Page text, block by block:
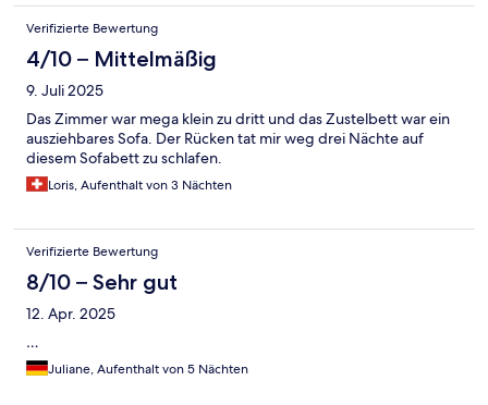
Verifizierte Bewertung
4/10 – Mittelmäßig
9. Juli 2025
Das Zimmer war mega klein zu dritt und das Zustelbett war ein
ausziehbares Sofa. Der Rücken tat mir weg drei Nächte auf
diesem Sofabett zu schlafen.
Loris, Aufenthalt von 3 Nächten
Verifizierte Bewertung
8/10 – Sehr gut
12. Apr. 2025
…
Juliane, Aufenthalt von 5 Nächten